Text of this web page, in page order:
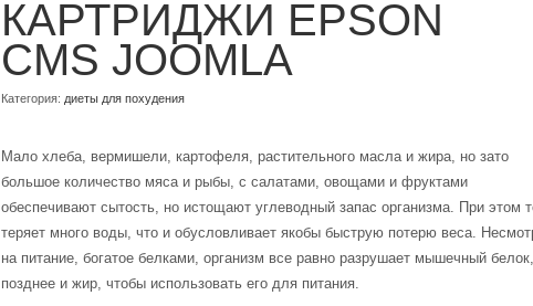
КАРТРИДЖИ EPSON
CMS JOOMLA
Категория: диеты для похудения
Мало хлеба, вермишели, картофеля, растительного масла и жира, но зато
большое количество мяса и рыбы, с салатами, овощами и фруктами
обеспечивают сытость, но истощают углеводный запас организма. При этом
теряет много воды, что и обусловливает якобы быструю потерю веса.
на питание, богатое белками, организм все равно разрушает мышечный
позднее и жир, чтобы использовать его для питания.